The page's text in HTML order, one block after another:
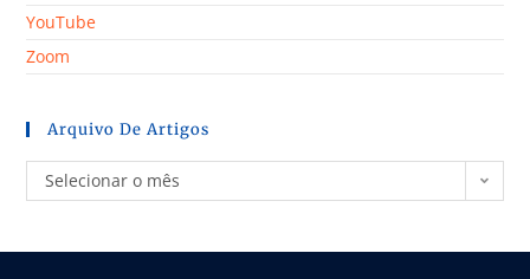
YouTube
Zoom
Arquivo De Artigos
Selecionar o mês